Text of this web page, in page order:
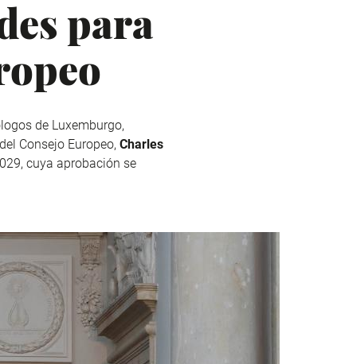
para
de Luxemburgo,
Consejo Europeo, Charles
cuya aprobación se